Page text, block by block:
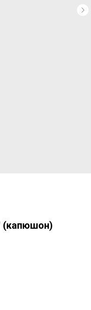
(капюшон)